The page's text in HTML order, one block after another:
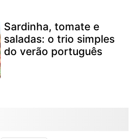
Sardinha, tomate e
saladas: o trio simples
do verão português